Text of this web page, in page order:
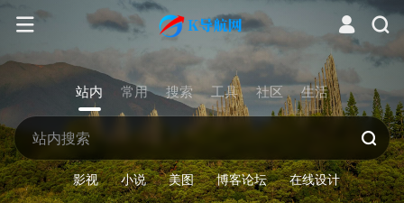
站内 常用 搜索 工具 社区 生活
影视 小说 美图 博客论坛 在线设计